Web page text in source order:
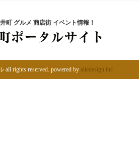
町 グルメ 商店街 イベント情報！
all rights reserved. powered by ailedesign.inc